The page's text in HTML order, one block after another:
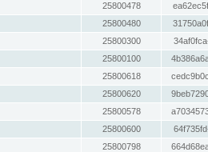
25800478
25800480
25800300
25800100
25800618
25800620
25800578
25800600
25800798